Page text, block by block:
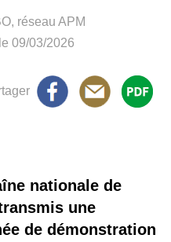
réseau APM
09/03/2026
nationale de
une
de démonstration